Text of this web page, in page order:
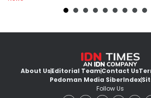
About UsEditorial TeamContact Us
Pedoman Media SiberIndex
Follow Us